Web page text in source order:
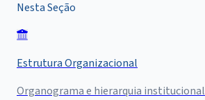
Nesta Seção
Estrutura Organizacional
Organograma e hierarquia institucional